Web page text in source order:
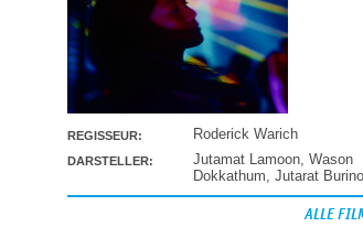
REGISSEUR: Roderick Warich
DARSTELLER: Jutamat Lamoon Wason
Dokkathum Jutarat
ALLE